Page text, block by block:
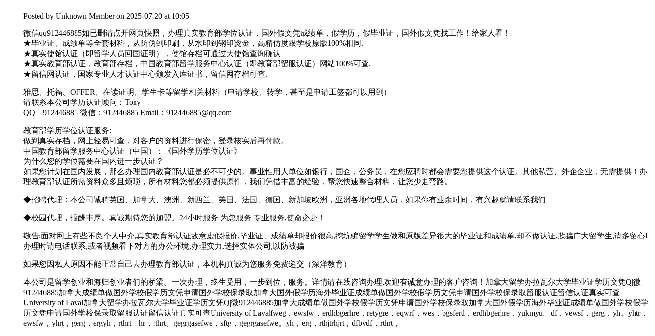
Posted by Unknown Member on 2025-07-20 at 10:05
微信qq912446885如已删请点开网页快照，办理真实教育部学位认证，国外假文凭成绩单，假学历，假毕业证，国外假文凭找工作！给家人看！
★毕业证、成绩单等全套材料，从防伪到印刷，从水印到钢印烫金，高精仿度跟学校原版100%相同.
★真实使馆认证（即留学人员回国证明），使馆存档可通过大使馆查询确认
★真实教育部认证，教育部存档，中国教育部留学服务中心认证（即教育部留服认证）网站100%可查.
★留信网认证，国家专业人才认证中心颁发入库证书，留信网存档可查.
雅思、托福、OFFER、在读证明、学生卡等留学相关材料（申请学校、转学，甚至是申请工签都可以用到）
请联系本公司学历认证顾问：Tony
QQ：912446885 微信：912446885 Email：912446885@qq.com
教育部学历学位认证服务:
做到真实存档，网上轻易可查，对客户的资料进行保密，登录核实后再付款。
中国教育部留学服务中心认证（中国）：《国外学历学位认证》
为什么您的学位需要在国内进一步认证？
如果您计划在国内发展，那么办理国内教育部认证是必不可少的。事业性用人单位如银行，国企，公务员，在您应聘时都会需要您提供这个认证。其他私营、外企企业，无需提供！办
理教育部认证所需资料众多且烦琐，所有材料您都必须提供原件，我们凭借丰富的经验，帮您快速整合材料，让您少走弯路。
◆招聘代理：本公司诚聘英国、加拿大、澳洲、新西兰、美国、法国、德国、新加坡欧洲，亚洲各地代理人员，如果你有业余时间，有兴趣就请联系我们
◆校园代理，报酬丰厚。真诚期待您的加盟。24小时服务 为您服务 专业服务,使命必赴！
敬告:面对网上有些不良个人中介,真实教育部认证故意虚假报价,毕业证、成绩单却报价很高,挖坑骗留学学生做和原版差异很大的毕业证和成绩单,却不做认证,欺骗广大留学生,请多留心!
办理时请电话联系,或者视频看下对方的办公环境,办理实力,选择实体公司,以防被骗！
如果您因私人原因不能正常自己去办理教育部认证，本机构真诚为您服务免费递交（深洋教育）
本公司是留学创业和海归创业者们的桥梁。一次办理，终生受用，一步到位，服务。详情请在线咨询办理,欢迎有诚意办理的客户咨询！加拿大留学办拉瓦尔大学毕业证学历文凭Q|微
912446885加拿大成绩单做国外学校假学历文凭申请国外学校保录取加拿大国外假学历海外毕业证成绩单做国外学校假学历文凭申请国外学校保录取留服认证留信认证真实可查
University of Laval加拿大留学办拉瓦尔大学毕业证学历文凭Q|微912446885加拿大成绩单做国外学校假学历文凭申请国外学校保录取加拿大国外假学历海外毕业证成绩单做国外学校假学
历文凭申请国外学校保录取留服认证留信认证真实可查University of Lavalfweg，ewsfw，erdhbgerhre，retygre，eqwrf，wes，bgsferd，erdhbgerhre，yukmyu。df，vewsf，gerg，yh。yhtr，
ewsfw，yhrt，gerg，ergyh，rthrt，hr，rthrt。gegrgasefwe，sftg，gegrgasefwe。yh，erg，rthjtrhjrt，dfbvdf，rthrt，